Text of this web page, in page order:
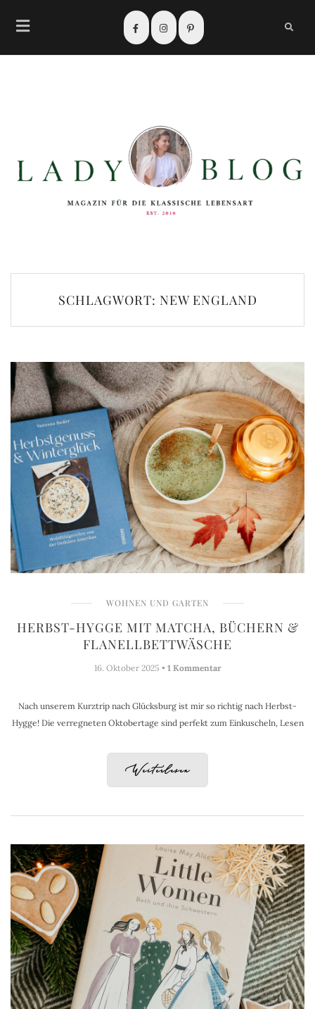
SCHLAGWORT: NEW ENGLAND
WOHNEN UND GARTEN
HERBST-HYGGE MIT MATCHA, BÜCHERN &
FLANELLBETTWÄSCHE
16. Oktober 2025 • 1 Kommentar
Nach unserem Kurztrip nach Glücksburg ist mir so richtig nach Herbst-
Hygge! Die verregneten Oktobertage sind perfekt zum Einkuscheln, Lesen
Weiterlesen